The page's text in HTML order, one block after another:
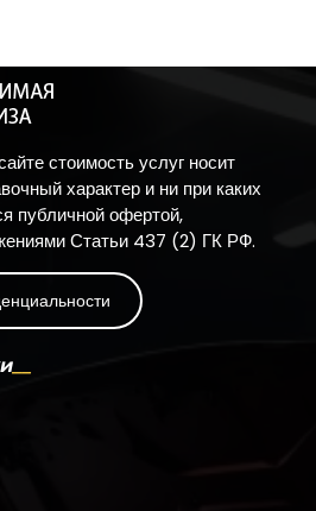
стоимость услуг носит
характер и ни при каких
публичной офертой,
Статьи 437 (2) ГК РФ.